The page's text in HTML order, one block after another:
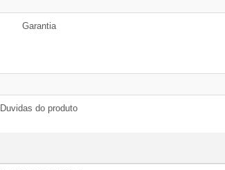
Garantia
Duvidas do produto